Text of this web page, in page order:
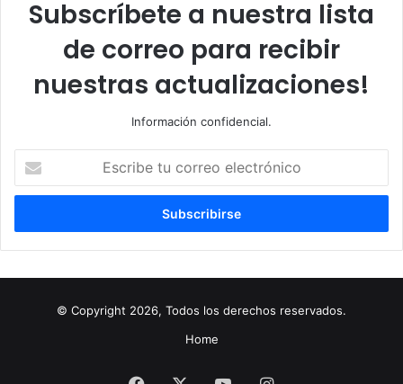
Subscríbete a nuestra lista
de correo para recibir
nuestras actualizaciones!
Información confidencial.
correo
© Copyright 2026, Todos los derechos reservados.
Home